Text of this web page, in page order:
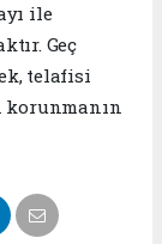
ile
Geç
telafisi
korunmanın